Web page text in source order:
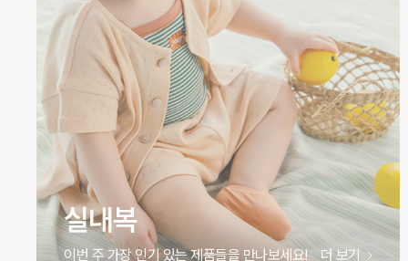
실내복
이번 주 가장 인기 있는 제품들을 만나보세요! 더 보기